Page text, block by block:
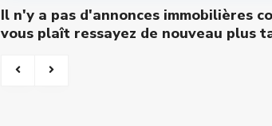
Il n'y a pas d'annonces immobilières
vous plaît ressayez de nouveau plus